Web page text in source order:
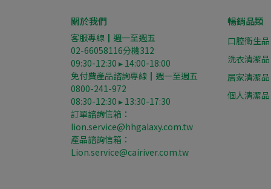
關於我們
客服專線┃週一至週五
02-66058116分機312
09:30-12:30 ▸ 14:00-18:00
免付費產品諮詢專線┃週一至週五
0800-241-972
08:30-12:30 ▸ 13:30-17:30
訂單諮詢信箱：
lion.service@hhgalaxy.com.tw
產品諮詢信箱：
Lion.service@cairiver.com.tw
暢銷品類
口腔衛生品
洗衣清潔品
居家清潔品
個人清潔品